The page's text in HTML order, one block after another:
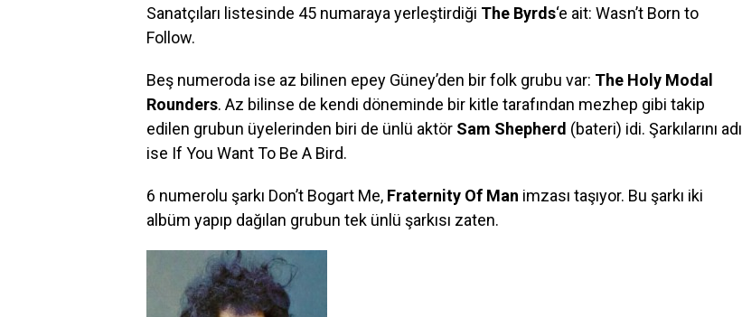
Sanatçıları listesinde 45 numaraya yerleştirdiği The Byrds‘e ait: Wasn’t Born to
Follow.
Beş numeroda ise az bilinen epey Güney’den bir folk grubu var: The Holy Modal
Rounders. Az bilinse de kendi döneminde bir kitle tarafından mezhep gibi takip
edilen grubun üyelerinden biri de ünlü aktör Sam Shepherd (bateri) idi. Şarkılarını adı
ise If You Want To Be A Bird.
6 numerolu şarkı Don’t Bogart Me, Fraternity Of Man imzası taşıyor. Bu şarkı iki
albüm yapıp dağılan grubun tek ünlü şarkısı zaten.